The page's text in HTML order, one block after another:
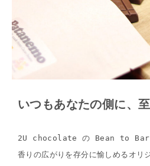
いつもあなたの側に、
2U chocolate の Bean to Bar
香りの広がりを存分に愉しめるオリ